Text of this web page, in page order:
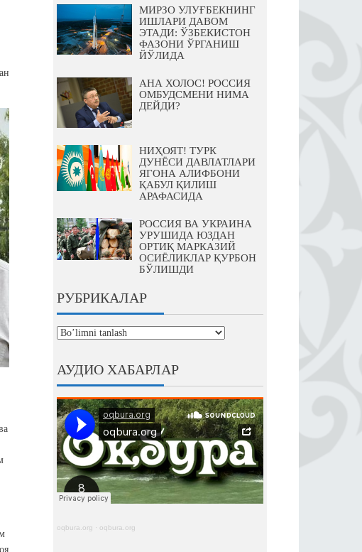
МИРЗО УЛУҒБЕКНИНГ
ИШЛАРИ ДАВОМ
ЭТАДИ: ЎЗБЕКИСТОН
ФАЗОНИ ЎРГАНИШ
ЙЎЛИДА
АНА ХОЛОС! РОССИЯ
ОМБУДСМЕНИ НИМА
ДЕЙДИ?
НИҲОЯТ! ТУРК
ДУНЁСИ ДАВЛАТЛАРИ
ЯГОНА АЛИФБОНИ
ҚАБУЛ ҚИЛИШ
АРАФАСИДА
РОССИЯ ВА УКРАИНА
УРУШИДА ЮЗДАН
ОРТИҚ МАРКАЗИЙ
ОСИЁЛИКЛАР ҚУРБОН
БЎЛИШДИ
РУБРИКАЛАР
рубрикалар
АУДИО ХАБАРЛАР
oqbura.org · oqbura.org